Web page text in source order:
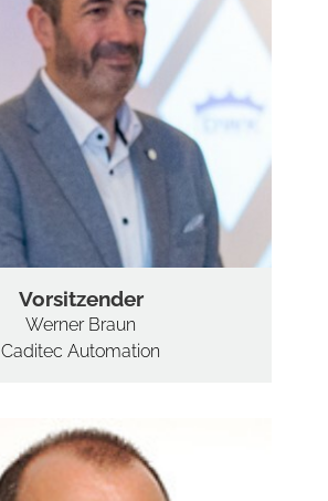
Vorsitzender
Werner Braun
Caditec Automation